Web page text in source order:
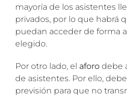
mayoría de los asistentes
privados, por lo que habrá
puedan acceder de forma
elegido.
Por otro lado, el aforo debe
de asistentes. Por ello,
previsión para que no